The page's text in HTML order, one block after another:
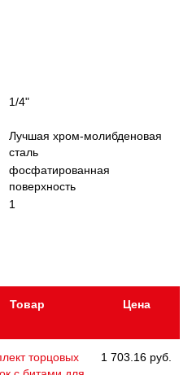
1/4"
Лучшая хром-молибденовая
сталь
фосфатированная
поверхность
1
Товар Цена
торцовых
1 703.16 руб.